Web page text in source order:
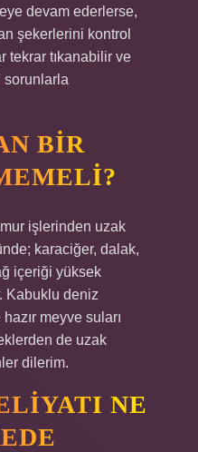
devam ederlerse,
şekerlerini kontrol
tekrar tıkanabilir ve
sorunlarla
BIR
işlerinden uzak
karaciğer, dalak,
içeriği yüksek
Kabuklu deniz
meyve suları
de uzak
dilerim.
NE